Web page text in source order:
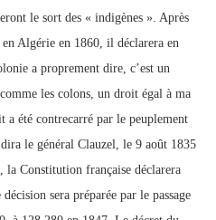
le sort des « indigènes ». Après
Algérie en 1860, il déclarera en
a proprement dire, c’est un
les colons, un droit égal à ma
a été contrecarré par le peuplement
le général Clauzel, le 9 août 1835
Constitution française déclarera
sera préparée par le passage